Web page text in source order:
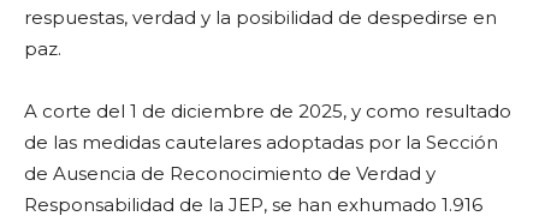
respuestas, verdad y la posibilidad de despedirse en
paz.
A corte del 1 de diciembre de 2025, y como resultado
de las medidas cautelares adoptadas por la Sección
de Ausencia de Reconocimiento de Verdad y
Responsabilidad de la JEP, se han exhumado 1.916